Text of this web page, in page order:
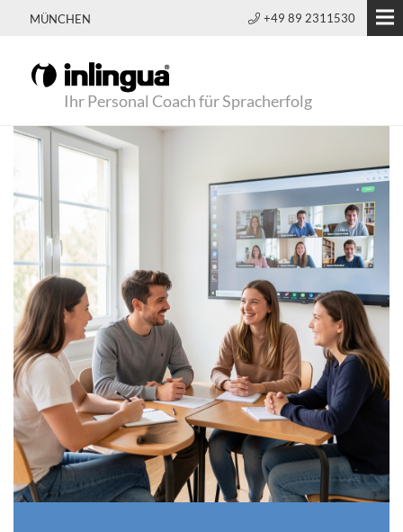
MÜNCHEN +49 89 2311530
Ihr Personal Coach für Spracherfolg